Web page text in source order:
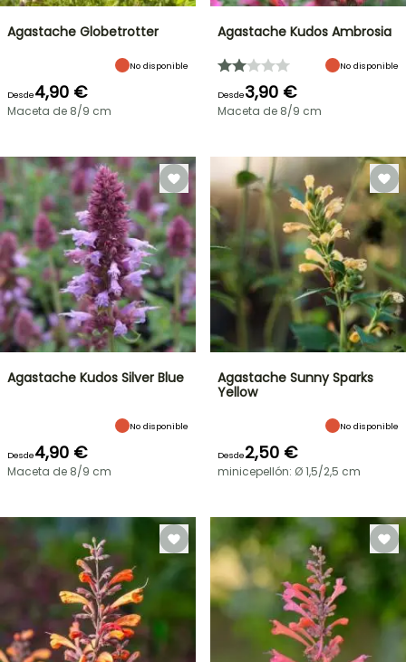
Agastache Globetrotter
No disponible
Desde4,90 €
Maceta de 8/9 cm
Agastache Kudos Ambrosia
No disponible
Desde3,90 €
Maceta de 8/9 cm
Agastache Kudos Silver Blue
No disponible
Desde4,90 €
Maceta de 8/9 cm
Agastache Sunny Sparks
Yellow
No disponible
Desde2,50 €
minicepellón: Ø 1,5/2,5 cm